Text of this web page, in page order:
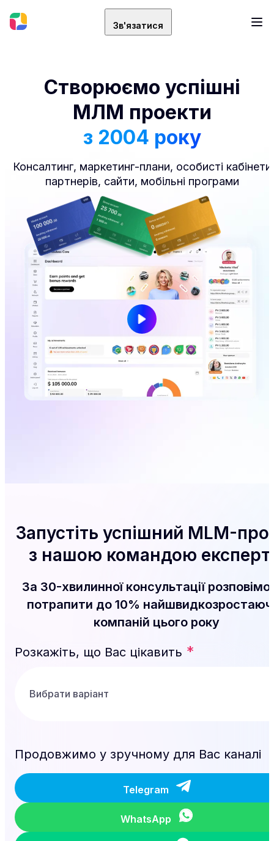
Зв'язатися
Створюємо успішні
МЛМ проекти
з 2004 року
Консалтинг, маркетинг-плани, особисті кабінети
партнерів, сайти, мобільні програми
Запустіть успішний MLM-
з нашою командою
За 30-хвилинної консультації
потрапити до 10%
компаній цього року
Розкажіть, що Вас цікавить *
Продовжимо у зручному для Вас каналі
Telegram
WhatsApp